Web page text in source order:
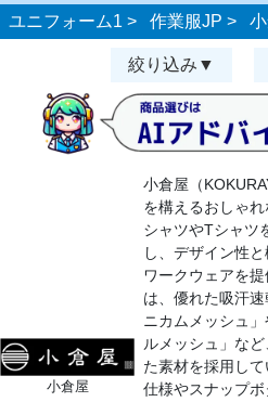
ユニフォーム1 > 作業服JP >
絞り込み
小倉屋
小倉屋（
を構えるおしゃ
シャツやTシャツ
し、デザイン性
ワークウェアを
は、優れた吸汗
ニカムメッシュ
ルメッシュ」な
た素材を採用し
仕様やスナップ